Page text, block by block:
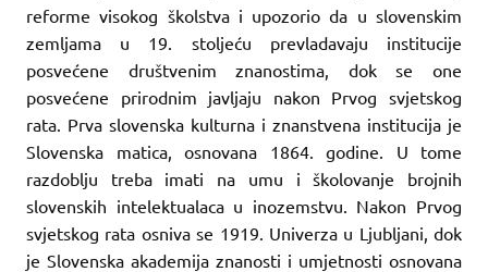
reforme visokog školstva i upozorio da u slovenskim
zemljama u 19. stoljeću prevladavaju institucije
posvećene društvenim znanostima, dok se one
posvećene prirodnim javljaju nakon Prvog svjetskog
rata. Prva slovenska kulturna i znanstvena institucija je
Slovenska matica, osnovana 1864. godine. U tome
razdoblju treba imati na umu i školovanje brojnih
slovenskih intelektualaca u inozemstvu. Nakon Prvog
svjetskog rata osniva se 1919. Univerza u Ljubljani, dok
je Slovenska akademija znanosti i umjetnosti osnovana